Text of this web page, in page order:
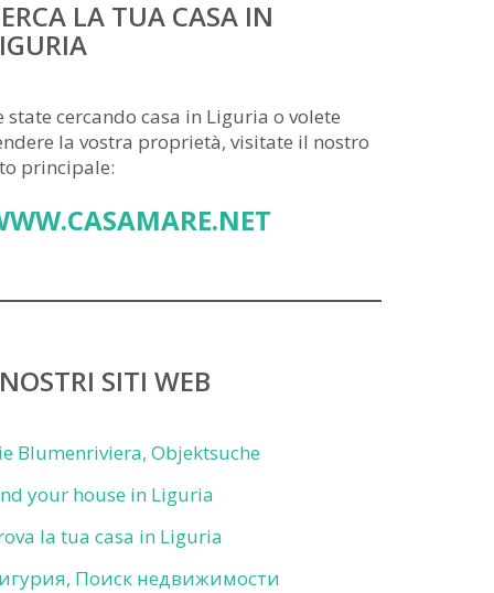
LA TUA CASA IN
state cercando casa in Liguria o volete
la vostra proprietà, visitate il nostro
principale:
SITI WEB
Blumenriviera, Objektsuche
your house in Liguria
la tua casa in Liguria
Поиск недвижимости